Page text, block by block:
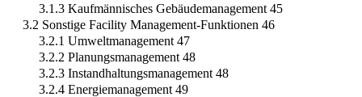
3.1.3 Kaufmännisches Gebäudemanagement 45
3.2 Sonstige Facility Management-Funktionen 46
3.2.1 Umweltmanagement 47
3.2.2 Planungsmanagement 48
3.2.3 Instandhaltungsmanagement 48
3.2.4 Energiemanagement 49